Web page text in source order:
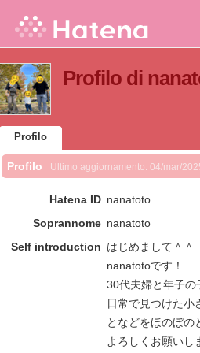
Profilo di
Profilo
Profilo Ultimo aggiornamento: 04/mar/
Hatena ID nanatoto
Soprannome nanatoto
Self introduction はじめまして＾＾
nanatotoです！
30代夫婦と年子の
日常で見つけた小
となどをほのぼの
よろしくお願いし